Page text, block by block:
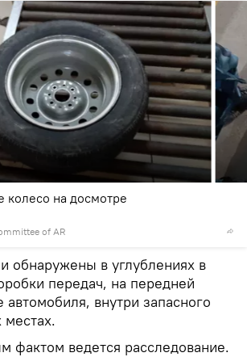
of AR
колесо на досмотре
обнаружены в углублениях в
передач, на передней
автомобиля, внутри запасного
местах.
фактом ведется расследование.